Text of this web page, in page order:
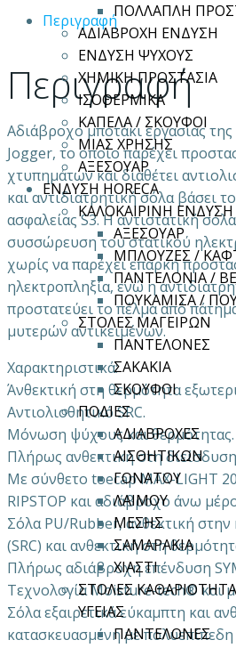
ΠΟΛΛΑΠΛΗ
ΑΔΙΑΒΡΟΧΗ ΕΝΔΥΣΗ
ΕΝΔΥΣΗ ΨΥΧΟΥΣ
ΧΗΜΙΚΗ ΠΡΟΣΤΑΣΙΑ
ΙΣΟΘΕΡΜΙΚΑ
ΚΑΠΕΛΑ / ΣΚΟΥΦΟΙ
ΜΙΑΣ ΧΡΗΣΗΣ
ΑΞΕΣΟΥΑΡ
ΕΝΔΥΣΗ HORECA
ΚΑΛΟΚΑΙΡΙΝΗ ΕΝΔΥΣΗ
ΑΞΕΣΟΥΑΡ
ΜΠΛΟΥΖΕΣ /
ΠΑΝΤΕΛΟΝΙΑ /
ΠΟΥΚΑΜΙΣΑ /
ΣΤΟΛΕΣ ΜΑΓΕΙΡΩΝ
ΠΑΝΤΕΛΟΝΕΣ
ΣΑΚΑΚΙΑ
ΣΚΟΥΦΟΙ
ΠΟΔΙΕΣ
ΑΔΙΑΒΡΟΧΕΣ
ΑΙΣΘΗΤΙΚΩΝ
ΓΟΝΑΤΟΥ
ΛΑΙΜΟΥ
ΜΕΣΗΣ
ΣΑΜΑΡΑΚΙΑ
ΧΙΑΣΤΙ
ΣΤΟΛΕΣ
ΥΓΕΙΑΣ
ΠΑΝΤΕΛΟΝΕΣ
JOGGER
ποσότητα
Περιγραφή
Περιγραφή
Αδιάβροχο μποτάκι εργασίας της
Jogger, το οποίο παρέχει
χτυπημάτων και διαθέτει
και αντιδιατρητική σόλα βάσει
ασφαλείας S3. Η αντιστατική
συσσώρευση του στατικού
χωρίς να παρέχει επαρκή
ηλεκτροπληξία, ενώ η
προστατεύει το πέλμα από
μυτερών αντικειμένων.
Χαρακτηριστικά:
Άνθεκτική στη θερμότητα
Αντιολισθητικό SRC.
Μόνωση ψύχους και θερμότητας.
Πλήρως ανθεκτική στη
Με σύνθετο toecap MAX-LIGHT
RIPSTOP και αδιάβροχο άνω
Σόλα PU/Rubber, ανθεκτική στην
(SRC) και ανθεκτική στη
Πλήρως αδιάβροχη επένδυση
Τεχνολογία Moisture-tech® και
Σόλα εξαιρετικά εύκαμπτη και
κατασκευασμένη με